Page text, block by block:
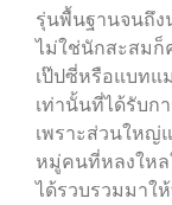
รุ่นพื้นฐานจนถึ
ไม่ใช่นักสะสมก็
เป๊ปซี่หรือแบทแ
เท่านั้นที่ได้รับก
เพราะส่วนใหญ่
หมู่คนที่หลงใหล
ได้รวบรวมมาใ